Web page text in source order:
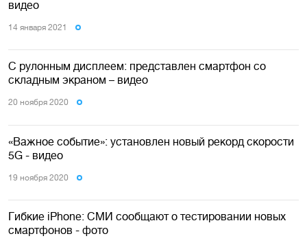
видео
14 января 2021
С рулонным дисплеем: представлен смартфон со
складным экраном – видео
20 ноября 2020
«Важное событие»: установлен новый рекорд скорости
5G - видео
19 ноября 2020
Гибкие iPhone: СМИ сообщают о тестировании новых
смартфонов - фото